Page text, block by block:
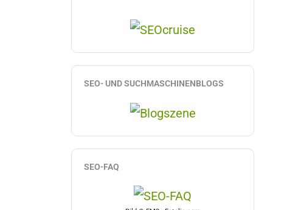
SEO- UND SUCHMASCHINENBLOGS
SEO-FAQ